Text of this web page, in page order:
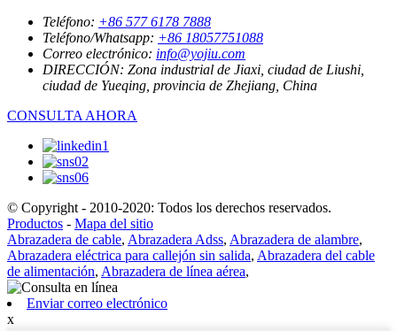
Teléfono: +86 577 6178 7888
Teléfono/Whatsapp: +86 18057751088
Correo electrónico: info@yojiu.com
DIRECCIÓN: Zona industrial de Jiaxi, ciudad de Liushi,
ciudad de Yueqing, provincia de Zhejiang, China
CONSULTA AHORA
© Copyright - 2010-2020: Todos los derechos reservados.
Productos - Mapa del sitio
Abrazadera de cable, Abrazadera Adss, Abrazadera de alambre,
Abrazadera eléctrica para callejón sin salida, Abrazadera del cable
de alimentación, Abrazadera de línea aérea,
Enviar correo electrónico
x